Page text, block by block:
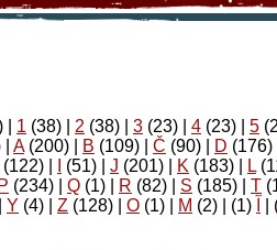
1 (38) 2 (38) 3 (23) 4 (23) 5
A(200) B (109) Č (90) D (176)
(122) (51) J (201) K (183) L
P (234) Q (1) R (82) S (185) T
Y (4) Z (128) Ο (1) М (2)
(1)